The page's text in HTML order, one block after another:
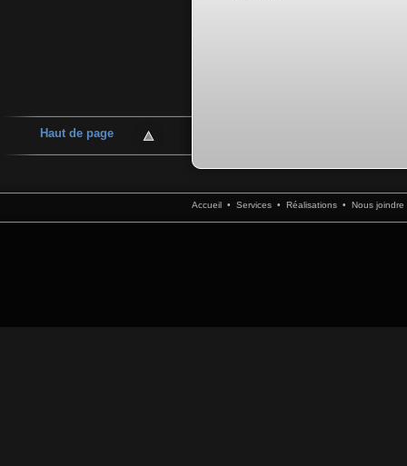
Haut de page
Accueil • Services • Réalisations • Nous joindre